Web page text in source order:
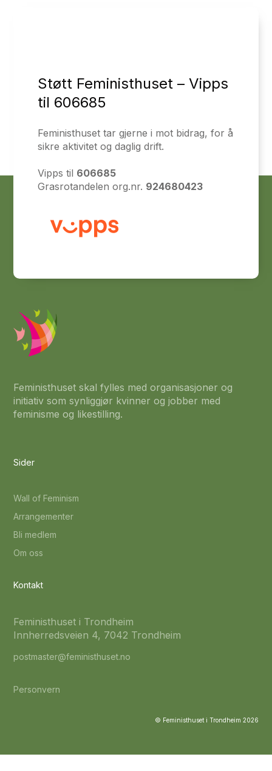
Støtt Feministhuset – Vipps
til 606685
Feministhuset tar gjerne i mot bidrag, for å
sikre aktivitet og daglig drift.
Vipps til 606685
Grasrotandelen org.nr. 924680423
Feministhuset skal fylles med organisasjoner og
initiativ som synliggjør kvinner og jobber med
feminisme og likestilling.
Sider
Wall of Feminism
Arrangementer
Bli medlem
Om oss
Kontakt
Feministhuset i Trondheim
Innherredsveien 4, 7042 Trondheim
postmaster@feministhuset.no
Personvern
© Feministhuset i Trondheim 2026